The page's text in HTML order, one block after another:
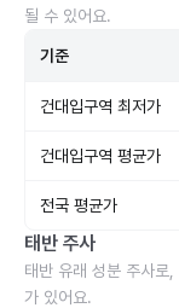
될 수 있어요.
기준
건대입구역 최저가
건대입구역 평균가
전국 평균가
태반 주사
태반 유래 성분 주사로
가 있어요.